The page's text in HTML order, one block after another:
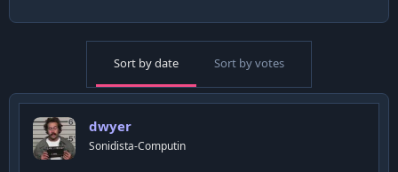
Sort by date Sort by votes
dwyer
Sonidista-Computin